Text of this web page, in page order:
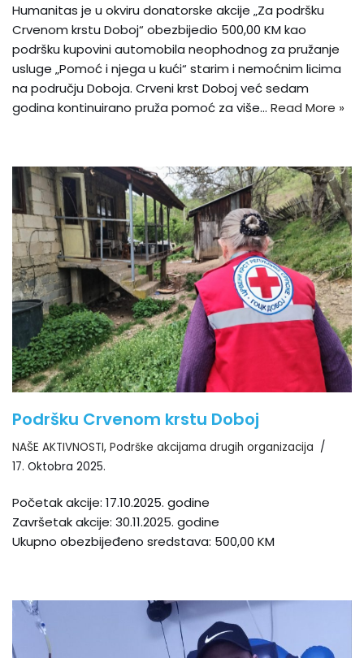
Humanitas je u okviru donatorske akcije „Za podršku
Crvenom krstu Doboj“ obezbijedio 500,00 KM kao
podršku kupovini automobila neophodnog za pružanje
usluge „Pomoć i njega u kući“ starim i nemoćnim licima
na području Doboja. Crveni krst Doboj već sedam
godina kontinuirano pruža pomoć za više… Read More »
Podršku Crvenom krstu Doboj
NAŠE AKTIVNOSTI, Podrške akcijama drugih organizacija
17. Oktobra 2025.
Početak akcije: 17.10.2025. godine
Završetak akcije: 30.11.2025. godine
Ukupno obezbijeđeno sredstava: 500,00 KM